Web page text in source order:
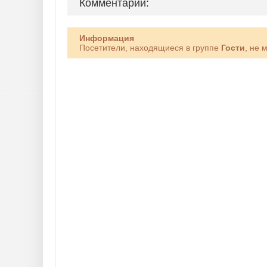
Комментарии:
Информация
Посетители, находящиеся в группе Гости , не